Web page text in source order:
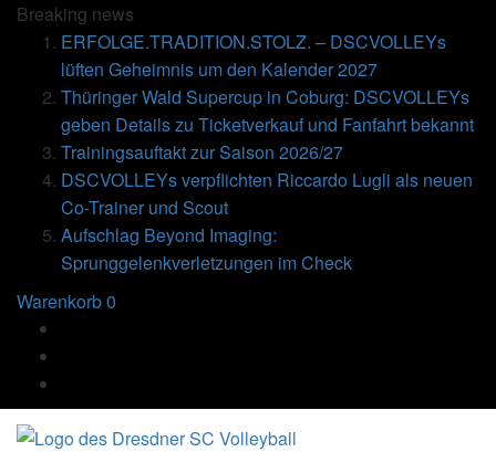
Breaking news
ERFOLGE.TRADITION.STOLZ. – DSCVOLLEYs
lüften Geheimnis um den Kalender 2027
Thüringer Wald Supercup in Coburg: DSCVOLLEYs
geben Details zu Ticketverkauf und Fanfahrt bekannt
Trainingsauftakt zur Saison 2026/27
DSCVOLLEYs verpflichten Riccardo Lugli als neuen
Co-Trainer und Scout
Aufschlag Beyond Imaging:
Sprunggelenkverletzungen im Check
Warenkorb0